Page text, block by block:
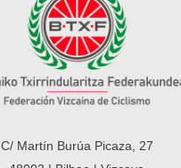
C/ Martín Burúa Picaza, 27